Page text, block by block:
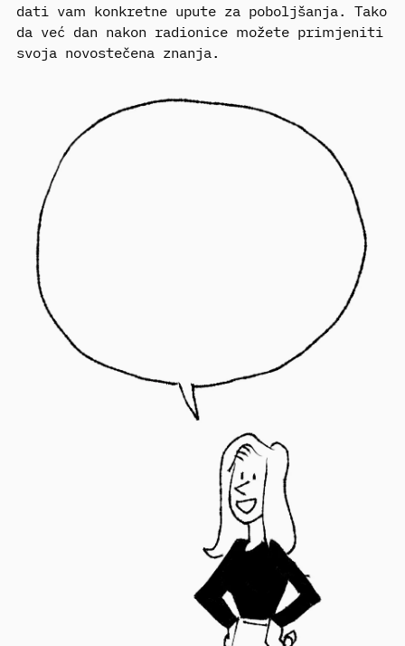
dati vam konkretne upute za poboljšanja. Tako
da već dan nakon radionice možete primjeniti
svoja novostečena znanja.